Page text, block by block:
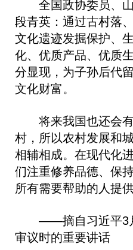
全国政协委员、山
段青英：通过古村落
文化遗迹发掘保护、
化、优质产品、优质
分显现，为子孙后代
文化财富。
将来我国也还会有
村，所以农村发展和
相辅相成。在现代化
们注重修养品德、保
所有需要帮助的人提
——摘自习近平3月
审议时的重要讲话